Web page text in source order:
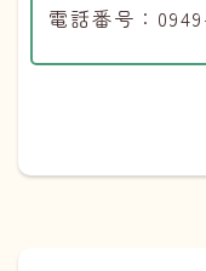
電話番号：